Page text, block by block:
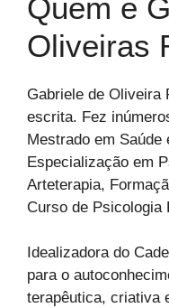
Quem é
Oliveiras
Gabriele de Oliveira
escrita. Fez
Mestrado em Saúde
Especialização em
Arteterapia,
Curso de Psicologia
Idealizadora do
para o
terapêutica, criativa